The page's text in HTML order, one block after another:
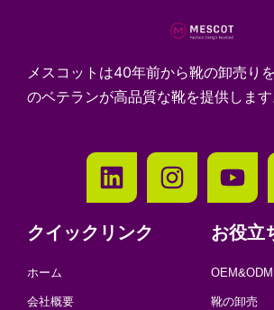
メスコットは40年前から靴の卸売り
のベテランが高品質な靴を提供します
クイックリンク
ホーム
会社概要
お役立
OEM&ODM
靴の卸売